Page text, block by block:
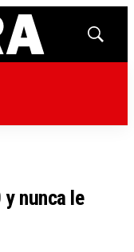
Mostrar
nunca le